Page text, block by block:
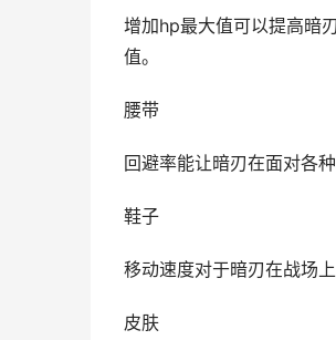
增加hp最大值可以提高暗
值。
腰带
回避率能让暗刃在面对各
鞋子
移动速度对于暗刃在战场
皮肤